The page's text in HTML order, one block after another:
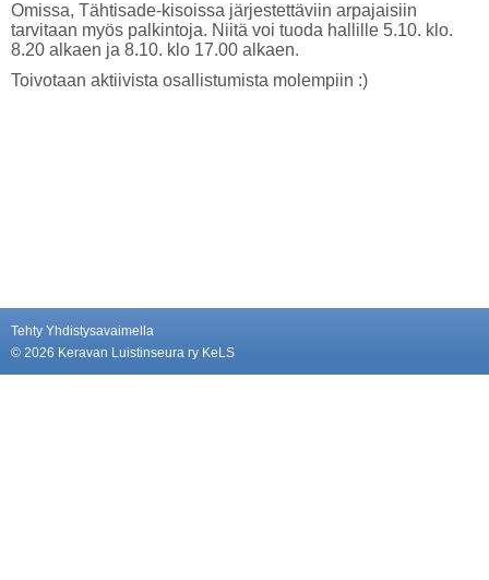
Omissa, Tähtisade-kisoissa järjestettäviin arpajaisiin
tarvitaan myös palkintoja. Niitä voi tuoda hallille 5.10. klo.
8.20 alkaen ja 8.10. klo 17.00 alkaen.
Toivotaan aktiivista osallistumista molempiin :)
Tehty Yhdistysavaimella
© 2026 Keravan Luistinseura ry KeLS